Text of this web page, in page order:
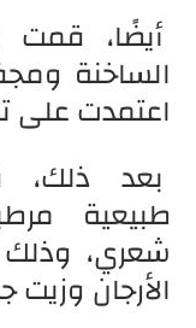
أيضًا، قمت
الساخنة
اعتمدت على
بعد ذلك،
طبيعية
شعري، وذلك
الأرجان وزيت